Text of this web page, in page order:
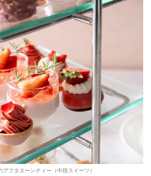
フタヌーンティー（中段スイーツ）